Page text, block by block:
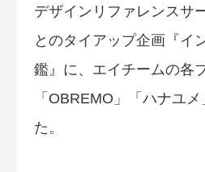
デザインリファレンスサ
とのタイアップ企画『イ
鑑』に、エイチームの各
「OBREMO」「ハナユ
た。